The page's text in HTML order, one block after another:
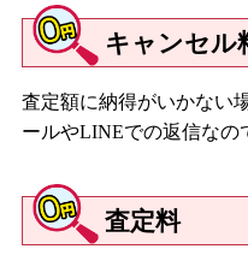
キャンセル
査定額に納得がいかない
ールやLINEでの返信なの
査定料